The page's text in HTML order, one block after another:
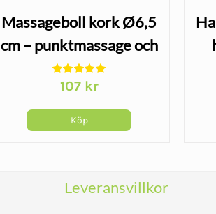
Massageboll kork Ø6,5
cm – punktmassage och
stretching
107 kr
Köp
Leveransvillkor